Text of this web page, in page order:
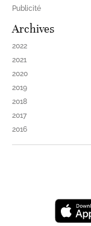
Publicité
Archives
2022
2021
2020
2019
2018
2017
2016